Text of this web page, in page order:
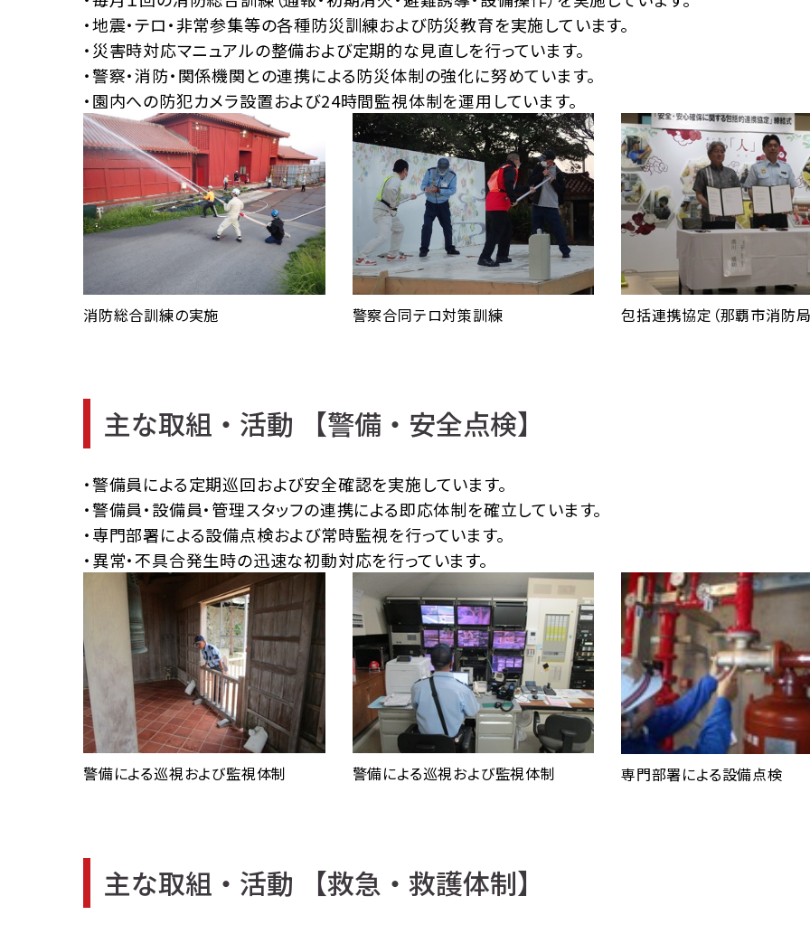
・地震・テロ・非常参集等の各種防災訓練および防災教育を実施しています。
・災害時対応マニュアルの整備および定期的な見直しを行っています。
・警察・消防・関係機関との連携による防災体制の強化に努めています。
・園内への防犯カメラ設置および24時間監視体制を運用しています。
消防総合訓練の実施 警察合同テロ対策訓練 包括連携協定（那覇市消防局
主な取組・活動 【警備・安全点検】
・警備員による定期巡回および安全確認を実施しています。
・警備員・設備員・管理スタッフの連携による即応体制を確立しています。
・専門部署による設備点検および常時監視を行っています。
・異常・不具合発生時の迅速な初動対応を行っています。
警備による巡視および監視体制 警備による巡視および監視体制 専門部署による設備点検
主な取組・活動 【救急・救護体制】